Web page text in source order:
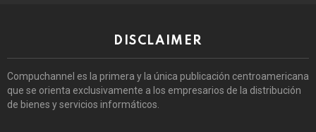
DISCLAIMER
Compuchannel es la primera y la única publicación centroamericana
que se orienta exclusivamente a los empresarios de la distribución
de bienes y servicios informáticos.